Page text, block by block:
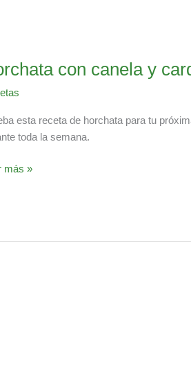
con canela y
esta receta de horchata para tu
toda la semana.
más »